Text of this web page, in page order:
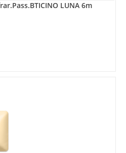
LUNA 6m